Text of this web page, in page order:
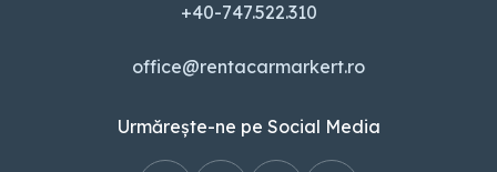
+40-747.522.310
office@rentacarmarkert.ro
Urmărește-ne pe Social Media